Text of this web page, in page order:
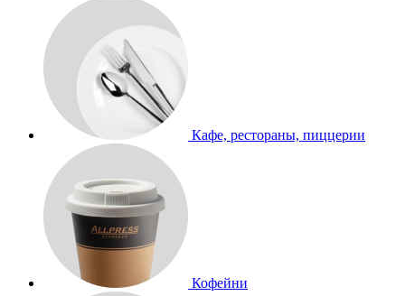
Кафе, рестораны, пиццерии
Кофейни